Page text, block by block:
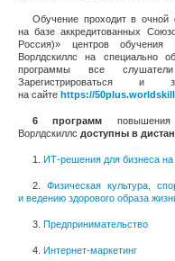
Обучение проходит в
на базе аккредитованных
Россия)» центров обучения
Ворлдскиллс на специально
программы все
Зарегистрироваться
на сайте https://
6 программ повышения
Ворлдскиллс доступны в
1. ИТ-решения для бизнеса
2.Физическая культура,
и ведению здорового образа
3. Предпринимательство
4. Интернет-маркетинг